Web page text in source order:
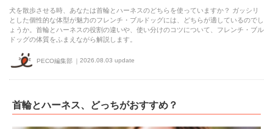
犬を散歩させる時、あなたは首輪とハーネスのどちらを使っていますか？ ガッシリ
とした個性的な体型が魅力のフレンチ・ブルドッグには、どちらが適しているのでし
ょうか。首輪とハーネスの役割の違いや、使い分けのコツについて、フレンチ・ブル
ドッグの体質をふまえながら解説します。
PECO編集部 2026.08.03 update
首輪とハーネス、どっちがおすすめ？